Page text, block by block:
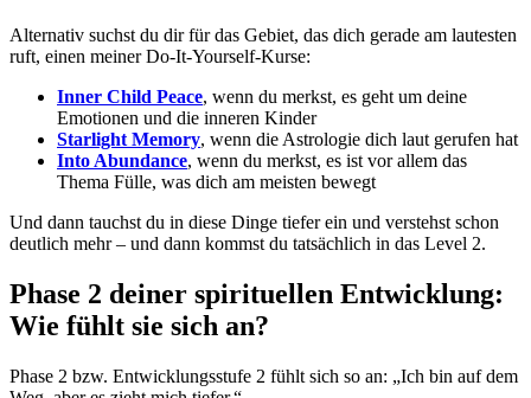
Alternativ suchst du dir für das Gebiet, das dich gerade am lautesten
ruft, einen meiner Do-It-Yourself-Kurse:
Inner Child Peace, wenn du merkst, es geht um deine
Emotionen und die inneren Kinder
Starlight Memory, wenn die Astrologie dich laut gerufen hat
Into Abundance, wenn du merkst, es ist vor allem das
Thema Fülle, was dich am meisten bewegt
Und dann tauchst du in diese Dinge tiefer ein und verstehst schon
deutlich mehr – und dann kommst du tatsächlich in das Level 2.
Phase 2 deiner spirituellen Entwicklung:
Wie fühlt sie sich an?
Phase 2 bzw. Entwicklungsstufe 2 fühlt sich so an: „Ich bin auf dem